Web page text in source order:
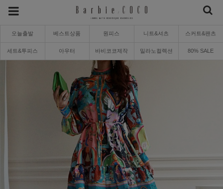
오늘출발 베스트상품 원피스 니트&셔츠 스커트&팬츠
세트&투피스 아우터 바비코코제작 밀라노컬렉션 80% SALE